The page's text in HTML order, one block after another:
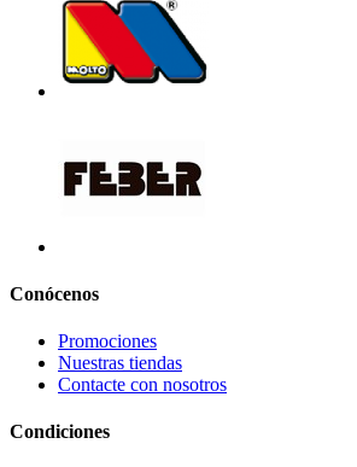
Conócenos
Promociones
Nuestras tiendas
Contacte con nosotros
Condiciones